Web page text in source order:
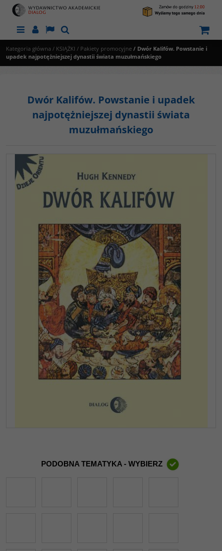
MenuPanelLangSzukaj
Kategoria główna / KSIĄŻKI / Pakiety promocyjne / Dwór Kalifów. Powstanie i
upadek najpotężniejszej dynastii świata muzułmańskiego
Dwór Kalifów. Powstanie i upadek
najpotężniejszej dynastii świata
muzułmańskiego
PODOBNA TEMATYKA - WYBIERZ